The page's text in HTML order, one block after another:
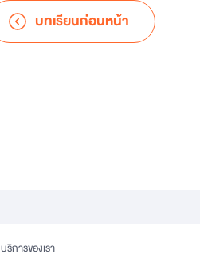
บทเรียนก่อนหน้า
บริการของเรา